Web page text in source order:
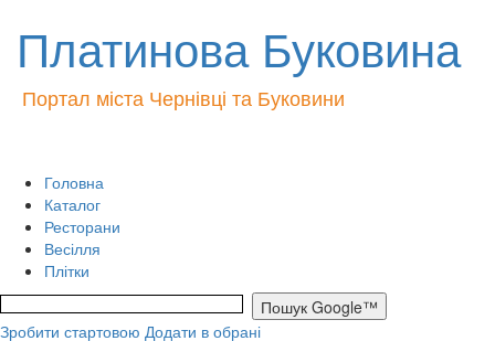
Платинова Буковина
Портал міста Чернівці та Буковини
Головна
Каталог
Ресторани
Весілля
Плітки
Зробити стартовою Додати в обрані